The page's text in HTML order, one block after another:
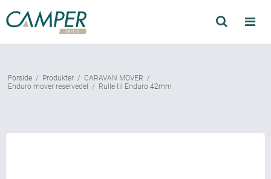
Find forhandler
Kataloger
Forside / Produkter / CARAVAN MOVER /
Enduro mover reservedel / Rulle til Enduro 42mm